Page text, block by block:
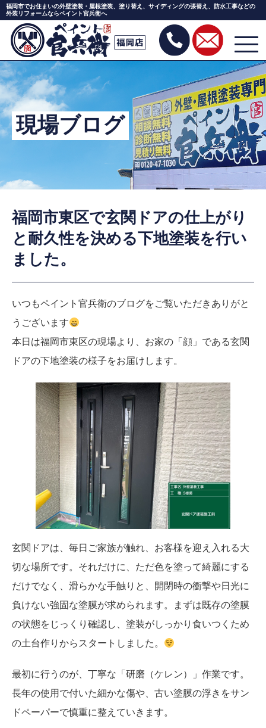
Skip
to
the
content
福岡市でお住まいの外壁塗装・屋根塗装、塗り替え、サイディングの張替え、防水工事などの
外装リフォームならペイント官兵衛へ
現場ブログ
福岡市東区で玄関ドアの仕上がり
と耐久性を決める下地塗装を行い
ました。
いつもペイント官兵衛のブログをご覧いただきありがと
うございます
本日は福岡市東区の現場より、お家の「顔」である玄関
ドアの下地塗装の様子をお届けします。
玄関ドアは、毎日ご家族が触れ、お客様を迎え入れる大
切な場所です。それだけに、ただ色を塗って綺麗にする
だけでなく、滑らかな手触りと、開閉時の衝撃や日光に
負けない強固な塗膜が求められます。まずは既存の塗膜
の状態をじっくり確認し、塗装がしっかり食いつくため
の土台作りからスタートしました。
最初に行うのが、丁寧な「研磨（ケレン）」作業です。
長年の使用で付いた細かな傷や、古い塗膜の浮きをサン
ドペーパーで慎重に整えていきます。